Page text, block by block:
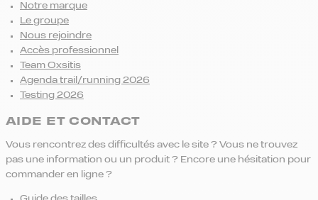
Notre marque
Le groupe
Nous rejoindre
Accès professionnel
Team Oxsitis
Agenda trail/running 2026
Testing 2026
AIDE ET CONTACT
Vous rencontrez des difficultés avec le site ? Vous ne trouvez
pas une information ou un produit ? Encore une hésitation pour
commander en ligne ?